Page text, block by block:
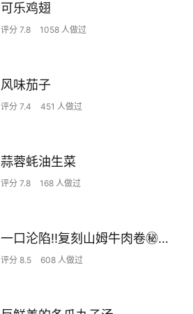
可乐鸡翅
评分 7.8 1058 人做过
风味茄子
评分 7.4 451 人做过
蒜蓉蚝油生菜
评分 7.8 168 人做过
一口沦陷‼️复刻山姆牛肉卷㊙️皮薄馅足爆好吃
评分 8.5 608 人做过